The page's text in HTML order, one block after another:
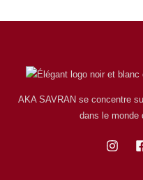
AKA SAVRAN se concentre
dans le monde